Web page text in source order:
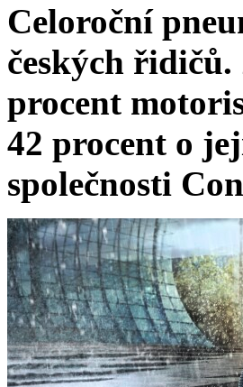
Celoroční
českých řidičů.
procent
42 procent o
společnosti